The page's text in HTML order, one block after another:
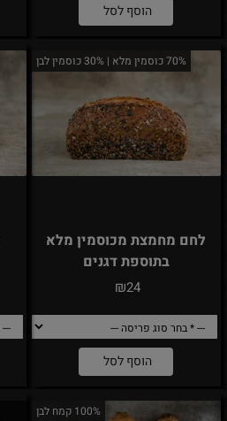
הוסף לסל
70% כוסמין מלא | 30% כוסמין לבן
לחם מחמצת מכוסמין מלא
בתוספת דגנים
₪24
הוסף לסל
100% קמח לבן